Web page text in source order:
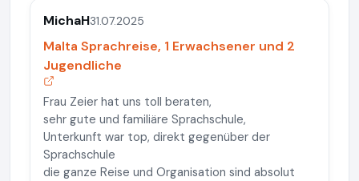
MichaH31.07.2025
Malta Sprachreise, 1 Erwachsener und 2
Jugendliche
Frau Zeier hat uns toll beraten,
sehr gute und familiäre Sprachschule,
Unterkunft war top, direkt gegenüber der
Sprachschule
die ganze Reise und Organisation sind absolut